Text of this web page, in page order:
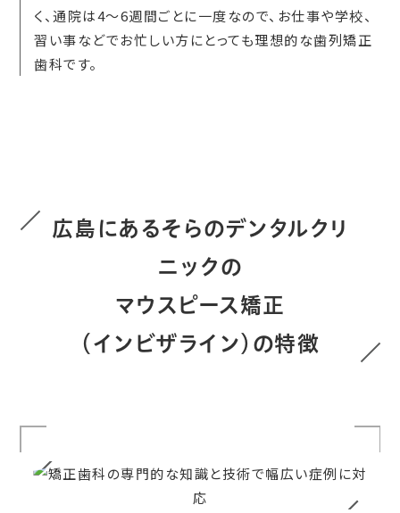
く、通院は4～6週間ごとに一度なので、お仕事や学校、
習い事などでお忙しい方にとっても理想的な歯列矯正
歯科です。
広島にあるそらのデンタルクリ
ニックの
マウスピース矯正
（インビザライン）の特徴